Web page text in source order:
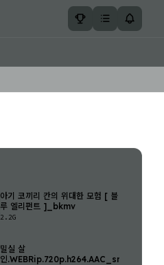
아기 코끼리 칸의 위대한 모험 [ 블
루 엘리펀트 ]_bkmv
2.2G
밀실 살
인.WEBRip.720p.h264.AAC_snmv